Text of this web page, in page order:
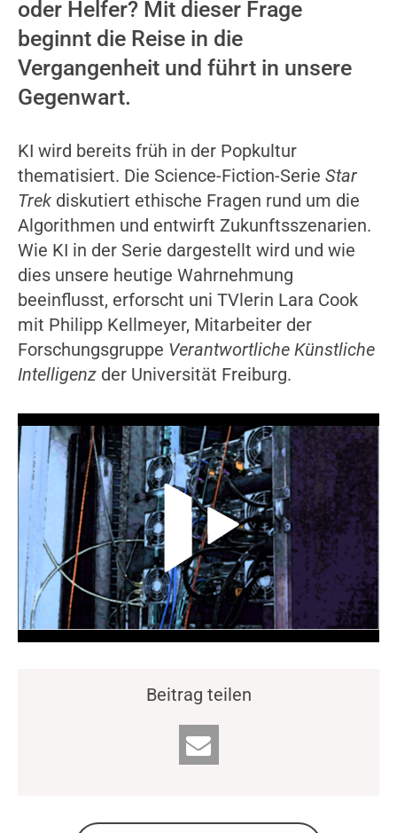
oder Helfer? Mit dieser Frage
beginnt die Reise in die
Vergangenheit und führt in unsere
Gegenwart.
KI wird bereits früh in der Popkultur
thematisiert. Die Science-Fiction-Serie Star
Trek diskutiert ethische Fragen rund um die
Algorithmen und entwirft Zukunftsszenarien.
Wie KI in der Serie dargestellt wird und wie
dies unsere heutige Wahrnehmung
beeinflusst, erforscht uni TVlerin Lara Cook
mit Philipp Kellmeyer, Mitarbeiter der
Forschungsgruppe Verantwortliche Künstliche
Intelligenz der Universität Freiburg.
Video-Player überspringen
Beitrag teilen